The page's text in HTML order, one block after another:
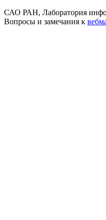
САО РАН, Лаборатория
Вопросы и замечания к